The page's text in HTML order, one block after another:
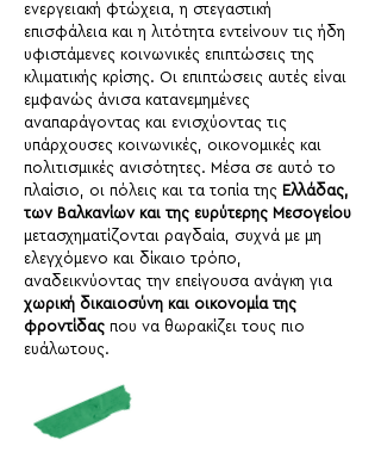
ενεργειακή φτώχεια, η στεγαστική
επισφάλεια και η λιτότητα εντείνουν τις ήδη
υφιστάμενες κοινωνικές επιπτώσεις της
κλιματικής κρίσης. Οι επιπτώσεις αυτές είναι
εμφανώς άνισα κατανεμημένες
αναπαράγοντας και ενισχύοντας τις
υπάρχουσες κοινωνικές, οικονομικές και
πολιτισμικές ανισότητες. Μέσα σε αυτό το
πλαίσιο, οι πόλεις και τα τοπία της Ελλάδας,
των Βαλκανίων και της ευρύτερης Μεσογείου
μετασχηματίζονται ραγδαία, συχνά με μη
ελεγχόμενο και δίκαιο τρόπο,
αναδεικνύοντας την επείγουσα ανάγκη για
χωρική δικαιοσύνη και οικονομία της
φροντίδας που να θωρακίζει τους πιο
ευάλωτους.